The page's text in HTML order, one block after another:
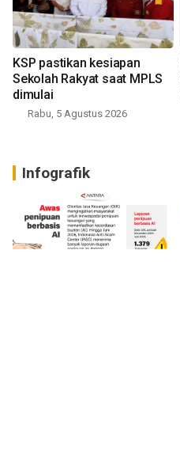
KSP pastikan kesiapan
Sekolah Rakyat saat MPLS
dimulai
Rabu, 5 Agustus 2026
Infografik